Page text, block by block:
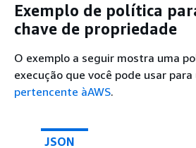
Exemplo de política
chave de propriedade
O exemplo a seguir mostra uma
execução que você pode usar para
pertencente àAWS.
JSON